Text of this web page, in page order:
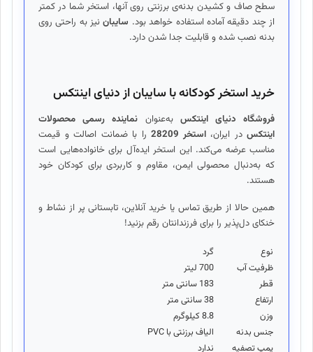
سطح صاف و کشیدن بدنه‌ی برزنتی روی آنها، استخر شما در کمتر
از چند دقیقه آماده استفاده خواهد بود. سایباننیز به راحتی روی
بدنه نصب شده و قابلیت جدا شدن دارد.
خرید استخر کودکانه با سایبان از دنیای اینتکس
فروشگاه دنیای اینتکسبه‌عنواننماینده رسمی محصولات
اینتکس در ایران،استخر 28209
را با ضمانت اصالت و قیمت
مناسب عرضه می‌کند. این استخر ایده‌آل برای خانواده‌هایی است
که به‌دنبال محصولی ایمن، مقاوم و کاربردی برای کودکان خود
هستند.
همین حالا از طریق تماس یا خرید آنلاین، تابستانی پر از نشاط و
خنکای دل‌پذیر را برای فرزندانتان رقم بزنید!
نوع
گرد
ظرفيت آب
700 ليتر
قطر
183 سانتی متر
ارتفاع
38 سانتی متر
وزن
8.8 کیلوگرم
جنس بدنه
الیاف برزنتی با PVC
پمپ تصفيه
ندارد